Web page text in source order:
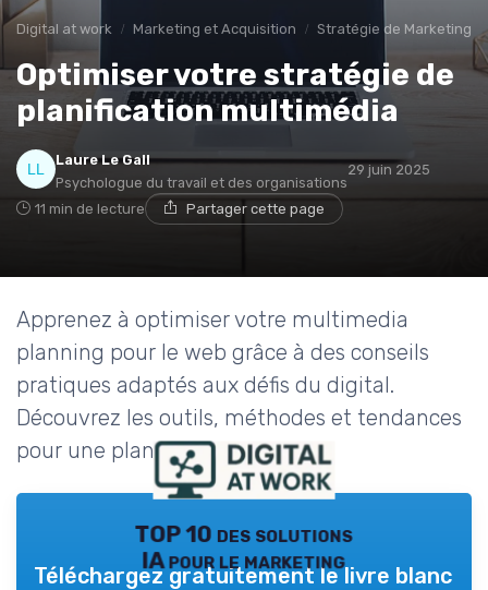
Digital at work Marketing et Acquisition Stratégie de Marketing
Optimiser votre stratégie de
planification multimédia
Laure Le Gall
Psychologue du travail et des organisations
29 juin 2025
11 min de lecture Partager cette page
Apprenez à optimiser votre multimedia
planning pour le web grâce à des conseils
pratiques adaptés aux défis du digital.
Découvrez les outils, méthodes et tendances
pour une planification efficace.
TOP 10 des solutions
IA pour le marketing
Téléchargez gratuitement le livre blanc